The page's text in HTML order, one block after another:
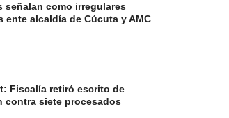
señalan como irregulares
ente alcaldía de Cúcuta y AMC
Fiscalía retiró escrito de
contra siete procesados